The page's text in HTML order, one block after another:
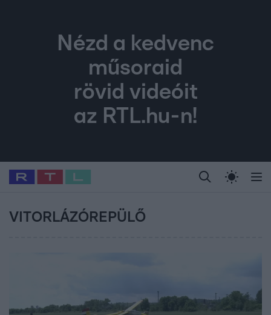
Nézd a kedvenc
műsoraid
rövid videóit
az RTL.hu-n!
Legfrissebb RTL Híradó Randi Celeb vagyok,
Babits Marcella Most Wanted Gallusz
VITORLÁZÓREPÜLŐ